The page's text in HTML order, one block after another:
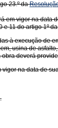
23.º da
em vigor na
e 11 do artigo 1º
à execução de
usina de
deverá
vigor na data de